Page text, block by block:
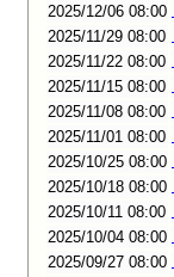
2025/12/06 08:00
2025/11/29 08:00
2025/11/22 08:00
2025/11/15 08:00
2025/11/08 08:00
2025/11/01 08:00
2025/10/25 08:00
2025/10/18 08:00
2025/10/11 08:00
2025/10/04 08:00
2025/09/27 08:00